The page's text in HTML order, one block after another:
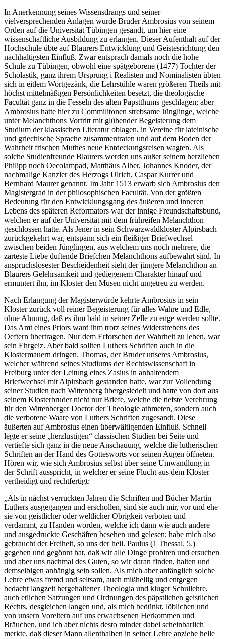
In Anerkennung seines Wissensdrangs und seiner
vielversprechenden Anlagen wurde Bruder Ambrosius von seinem
Orden auf die Universität Tübingen gesandt, um hier eine
wissenschaftliche Ausbildung zu erlangen. Dieser Aufenthalt auf der
Hochschule übte auf Blaurers Entwicklung und Geistesrichtung den
nachhaltigsten Einfluß. Zwar entsprach damals noch die hohe
Schule zu Tübingen, obwohl eine spätgeborene (1477) Tochter der
Scholastik, ganz ihrem Ursprung i Realisten und Nominalisten übten
sich in eitlem Wortgezänk, die Lehrstühle waren größeren Theils mit
höchst mittelmäßigen Persönlichkeiten besetzt, die theologische
Facultät ganz in die Fesseln des alten Papstthums geschlagen; aber
Ambrosius hatte hier zu Commilitonen strebsame Jünglinge, welche
unter Melanchthons Vortritt mit glühender Begeisterung dem
Studium der klassischen Literatur oblagen, in Vereine für lateinische
und griechische Sprache zusammentraten und auf dem Boden der
Wahrheit frischen Muthes neue Entdeckungsreisen wagten. Als
solche Studienfreunde Blaurers werden uns außer seinem herzlieben
Philipp noch Oecolampad, Matthäus Alber, Johannes Knoder, der
nachmalige Kanzler des Herzogs Ulrich, Caspar Kurrer und
Bernhard Maurer genannt. Im Jahr 1513 erwarb sich Ambrosius den
Magistergrad in der philosophischen Facultät. Von der größten
Bedeutung für den Entwicklungsgang des äußeren und inneren
Lebens des späteren Reformators war der innige Freundschaftsbund,
welchen er auf der Universität mit dem frühreifen Melanchthon
geschlossen hatte. Als Jener in sein Schwarzwaldkloster Alpirsbach
zurückgekehrt war, entspann sich ein fleißiger Briefwechsel
zwischen beiden Jünglingen, aus welchem uns noch mehrere, die
zarteste Liebe duftende Briefchen Melanchthons aufbewahrt sind. In
anspruchslosester Bescheidenheit sieht der jüngere Melanchthon an
Blaurers Gelehrsamkeit und gediegenem Charakter hinauf und
ermuntert ihn, im Kloster den Musen nicht ungetreu zu werden.
Nach Erlangung der Magisterwürde kehrte Ambrosius in sein
Kloster zurück voll reiner Begeisterung für alles Wahre und Edle,
ohne Ahnung, daß es ihm bald in seiner Zelle zu enge werden sollte.
Das Amt eines Priors ward ihm trotz seines Widerstrebens des
Oeftern übertragen. Nur dem Erforschen der Wahrheit zu leben, war
sein Ehrgeiz. Aber bald sollten Luthers Schriften auch in die
Klostermauern dringen. Thomas, der Bruder unseres Ambrosius,
welcher während seines Studiums der Rechtswissenschaft in
Freiburg unter der Leitung eines Zasius in anhaltendem
Briefwechsel mit Alpirsbach gestanden hatte, war zur Vollendung
seiner Studien nach Wittenberg übergesiedelt und hatte von dort aus
seinem Klosterbruder nicht nur Briefe, welche die tiefste Verehrung
für den Wittenberger Doctor der Theologie athmeten, sondern auch
die verbotene Waare von Luthers Schriften zugesandt. Diese
äußerten auf Ambrosius einen überwältigenden Einfluß. Schnell
legte er seine „herzlustigen“ classischen Studien bei Seite und
vertiefte sich ganz in die neue Anschauung, welche die lutherischen
Schriften an der Hand des Gottesworts vor seinen Augen öffneten.
Hören wir, wie sich Ambrosius selbst über seine Umwandlung in
der Schrift ausspricht, in welcher er seine Flucht aus dem Kloster
vertheidigt und rechtfertigt:
„Als in nächst verruckten Jahren die Schriften und Bücher Martin Luthers ausgegangen und erschollen, sind sie auch mir, vor und ehe sie von geistlicher oder weltlicher Obrigkeit verboten und verdammt, zu Handen worden, welche ich dann wie auch andere und ausgedruckte Geschäften besehen und gelesen; habe mich also gebraucht der Freiheit, so uns der heil. Paulus (1 Thessal. 5.) gegeben und gegönnt hat, daß wir alle Dinge probiren und ersuchen und aber uns nachmal des Guten, so wir daran finden, halten und demselbigen anhängig sein sollen. Als mich aber anfänglich solche Lehre etwas fremd und seltsam, auch mißhellig und entgegen bedacht langzeit hergehaltener Theologia und kluger Schullehre, auch etlichen Satzungen und Ordnungen des päpstlichen geistlichen Rechts, desgleichen langen und, als mich bedünkt, löblichen und von unsern Voreltern auf uns erwachsenen Herkommen und Bräuchen, und ich aber nichts desto minder dabei scheinbarlich merkte, daß dieser Mann allenthalben in seiner Lehre anziehe helle klare Sprüche der hl. Schrift, nach welcher denn alle andern menschlichen Lehren gerichtet, geurtheilt, auch angenommen oder verworfen werden sollen, ward ich durch große Verwunderung veranlaßt, solche Lehre nicht ein oder zwei sondern zum öftern Mal fleißig und mit ernstlicher Aufmerksamkeit zu lesen, zu erwägen und gegen evangelischer und apostolischer Geschrift (auf welche sie sich mehrmals referirt und bezieht) zu halten, ob sie derselbigen zu lauten und im Grund gleichförmig sein wollte. Aber je mehr, länger und fleißiger ich Solches that, je mehr ich verstand, wie dieser hochgelehrte erleuchtete Mann so mit großer Würdigkeit die hl. Geschäft behandelte und tractirte, so ganz rein und säuberlich mit umging, sie so klug und zierlich allenthalben anzog, so hübsch und künstlich zusammen verglich und mit einander vergattete, die finstern schweren Texte mit Einziehung anderer klarer verständlicher Sprüche erleuchtet und merklich gemacht hat, das dann in Handlung der Geschrift die größte Meisterschaft und zu einem recht gründlichen Verstand der allerzuträglichste Behelf ist, also daß auch ein jeder ziemlich verständige Laie, der seine Bücher recht besieht und fleißig liest, merklich greifen möchte, daß diese Lehre eine wahre, starke, ganz christliche Grundveste hat. Deßhalb sie auch mir ganz anmuthig worden und tief zu Herzen gegangen, ist mir auch nach und nach der Nebel viel anderen Mißverständnisses von dem Gesicht und die Schuppen wie dem hl. Paulo von den Augen gefallen, habe zuletzt mit großer Dankbarkeit erkannt, daß Gott unser Herr aus besonderer Gnade und väterlicher Barmherzigkeit zu uns gesehen und sich erbarmt hat unseres Elendes als derer, die er sah in Hunger und Durst des göttlichen Worts hin und her irre gehen, als die Schäflein ohne Hirten, in menschlicher, selbst fürgenommener Weise und Lehre, als in den blutten Bergen Gelboe, weder von Thau noch Regen gründlicher recht evangelischer Lehre befruchtet, und uns wiederum durch diesen geschrift- und gnaderleuchteten Mann aufgethan die Brunnen des lebendigen Wassers göttlicher hl. Lehre. Darum auch ich solche väterliche Gnadenbeweisung Gottes und vergebens aufgethanen Schatz und Seelenreichthum nicht versäumen, sondern mit durstigen, ganz hitzigen Begierden empfahen und annehmen habe wollen, auch schöpfen, wie der Prophet (Jes. 55, 12.) sagt, aus dem Brunnen des Behälters, damit ich als der selige Mann, von David beschrieben, sein möchte ein Holz gepflanzt neben dem Wasser und meine Frucht geben zu seiner Zeit. Denn mir diese Lehre keineswegs verdächtig oder argwöhnisch sein möchte als viel anderer Schullehrer, so ich vormals gelesen hatte, vonwegen daß sie weder auf Gewalt, Ruhm oder zeitlichen Genieß zielt, sondern bildet uns allein für den armen, verschmachteten, gekreuzigten Christum und lehrt uns ein rein, gedruckt, ganz gelassen und der Lehre Christi in allweg gleichförmig Leben; darum sie auch den geschwollenen, zerbissenen Doctoribus, die mehr ihre eigene Ehr und Ruhm denn den Geist Gottes in der Geschrift suchen, auch den gewaltsüchtigen, vielpfründigen Pfaffen unleidlich und zu schwer ist. Denn viel hundert Jahr her nie Keiner so viel schädlichen Irrthum und Geldstrick der Geistlichen entdeckt und ihre Finanzen und Heimlichkeit so scheinbarlich an das Licht gebracht, auch uns alle so fleißig, ernstlich und eindringlich zu einem recht unbetrogenen, kernhaften christlichen Leben und evangelischer Vollkommenheit gewiesen und vermahnt hat, als dieser treffliche Luther, daß auch die billig unsinnig und all ihrer Vernunft beraubt geachtet sollen werden, die da mit ihren unverschämten Lügenmäulern mit Lästerung Gottes und seines heiligen Wortes aus ganz freveler Durstigkeit sagen, er lehre Ungehorsam der Obrigkeit, fleischliche Wollust und Freiheit, Meisterlosigkeit, Verachtung Gottes und seiner Heiligen, Zerrüttung aller christlichen Ordnung u. dgl. Darum haben sie brüderliche Liebe so gar vergessen, daß sie ihm Solches aufrechnen und doch seine Geschäften selbst nicht haben gelesen oder hören lesen, sondern geben der leichtfertigen Menschen Gassengeschrei (das dann der Teufel ohn Unterlaß zu dieser christlichen Lehre Verhinderung anrichtet) hierin Glauben, wird ihre große Vermessenheit und Frevelurtheil billig unbrüderlich und sträflich geachtet. Haben sie aber seiner Lehre Wissen und Erfahrung und gießen doch nichts desto minder ihren unverdaulichen Magen dermaßen aus; ist ein gewiß Anzeigen, daß sie Gott der Herr geblendet hat. Zu dem Allem hat mich dieses Mannes Schreiben und Lehren mehr gefördert und gewiesen zu Verstand heiliger biblischer Geschrift, denn vormals all andere Lehrer, derer ich doch von Jugend auf viel und manchen gelesen habe; welches Lob ich ihm allweg ohn alles Entsetzen verleihe, will solche sonderliche Gnade Gottes in ihm erkennen, preisen und rühmen, so lange mir gegönnt wird Brauch meiner Zunge; werde auch bei solcher Lehre, wo sie sich (wie denn mehrmals) gründet in das göttliche Wort, allweg bleiben, eher Leib und Leben und all mein zeitlich leiblich Vermögen verlieren, denn mich davon dringen lassen, nicht von des Luthers wegen, dessen Person mir außerhalb seines Schreibens fremd und unbekannt, ist auch ein Mensch und mag derhalb wie andere Menschen, die David alle Lügner schilt, irren und fehlen, aber von des göttlichen Worts wegen, das er so hell und klar vor ihm hat, so mit großem Sieg und Triumph, mit freimüthigem unerschrockenem Geist redet und erhellt vor den Feinden des Kreuzes Christi, daß wir doch greifen müssen göttliche Gewalt und Beistand, so wir sehen, daß sich viel Fürsten der Erden, Geistlich und Weltlich, an ihm abgerennt, auch Etliche, so sich weise und gelehrt dünken und deßwegen sich angemaßt, dem Geiste Gottes, der sich in dieser Lehre hören läßt, mit Gegenschreiben Widerstand zu leisten, sich selbst zu Gespött und Gelächter gemacht und ihre Unwissenheit in hl. Geschrift aller Welt verrathen und entdeckt haben, denn wider göttlichen Rathschlag keine menschliche Gewalt oder Weisheit Fürgang haben und bestehen mag. Darum ich mich keineswegs dieses Schulmeisters äußern oder verziehen würde, so lange ich das Wort Gottes und dessen Verstand bei ihm finde, wie auch Paulus Timotheum vermahnt, daß er sich sein nicht schämen wolle. Denn wiewohl ich hl. biblischer Geschrift auch von Jugend auf etwas obgelegen bin und mich in derselbigen geübt, habe ich sie doch nicht mit vollem Gesicht, hell und in ihrem Glanz, sondern allein durch das Gewölke menschlicher Gebote, Lehre und Auslegung gesehen, wie denn noch heut bei Tag viel subtile hirnspitzige Doctores den lebendigen Geist Gottes in seiner hl. Geschrift nicht finden können, stoßen sich bei heller Sonne, denn ihnen, wie Paulus sagt, der Vorhang Mosis, d. i. der Rauchbuchstab, der sie tödtet, gespannt ist über die Augen ihres Herzens. Deßhalb sie uns unter anderem Irrsal viel strenge und grausame Gebote und Verbote gemacht haben in unnöthigen Dingen, die uns von Christo und den Aposteln freigelassen, und wiederum aufgelöst und willkürlich gemacht die rechten kernhaften Hauptstücke eines evangelischen Lebens, die uns von Christo zu halten ernstlich befohlen und geboten sind, haben gute Räthe daraus gemacht, die wir ohne Verlust unseres seligen Heils halten oder lassen mögen, das dann wahrlich das verfluchteste, schädlichste Gift ist, das der Teufel hat können oder mögen gießen in die Herzen der Christgläubigen, wie auch der treffliche Chrysostomus anzeigt, daß diese falsche Achtung die ganze Welt verführe, daß man dafür will halten, ein recht steif, streng evangelisches Leben gehöre allein den Mönchen zu, den Andern sei erlaubt, lau, liederlich und fahrlässig zu leben. Darum wir denn billig hochfleißigen Dank sagen sollen göttlicher Erleuchtung, uns durch diesen hochverständigen Mann bewiesen, der uns aus solchem Mißverstand geführt und wiederum verursacht hat zu trinken aus dem rechten Ursprung evangelischer Lehre. Wiewohl Etliche hierum ein groß Geschrei anrichten und laut berichten, man habe uns auch zuvor allweg das Evangelium gepredigt und aus diesem Brunnen getränkt, weiß man doch wohl und hat in frischem Gedächtniß, ob es ihnen vergessen ist, wie sie uns dieses reine Wasser oft mit den Füßen eigener Anmuthigkeit getrübt und ihre Träume und Fabeln oder, wie der Prophet (Ezech. 34.) sagt, ihre eigenen Herzengesichte darunter geschüttet, haben uns das Evangelium und andere hl. Schrift vorgewendet und hören lassen, aber dermaßen mit eigensinnigen, untauglichen Auslegungen vergloset und verglaset, daß wir unter ihrem Verschlag den Kern der Geschrift oft verloren haben, gleich als so uns ein Gaukler einen Apfel zeigt und läßt uns gähnen; wenn wir aber den Mund zu thun, empfinden wir, daß es Roßparten sind; also haben bisher viel Prediger uns oft mit ihrem Gaukeln schändlich betrogen, das sie denn jetzt nicht mehr so frei thun dürfen, dieweil der Verstand im gemeinen Mann dermaßen und also aufgewachsen ist, daß er selbst oft urtheilen und den Waizen von den Spreu